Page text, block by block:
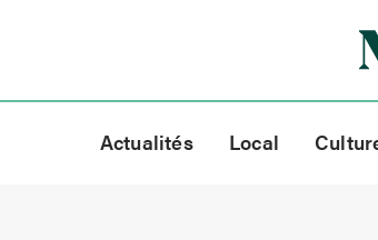
Actualités Local